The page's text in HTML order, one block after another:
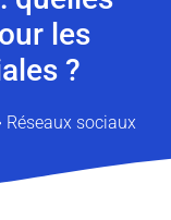
les
?
Réseaux sociaux